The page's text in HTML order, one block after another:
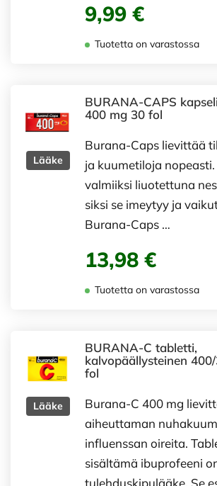
9,99 €
Tuotetta on varastossa
Lääke
BURANA-CAPS
400 mg 30 fol
Burana-Caps lievittää
ja kuumetiloja
valmiiksi liuotettuna
siksi se imeytyy ja
Burana-Caps …
13,98 €
Tuotetta on varastossa
Lääke
BURANA-C tabletti,
kalvopäällysteinen
fol
Burana-C 400 mg
aiheuttaman
influenssan oireita.
sisältämä ibuprofeeni
tulehduskipulääke. Se